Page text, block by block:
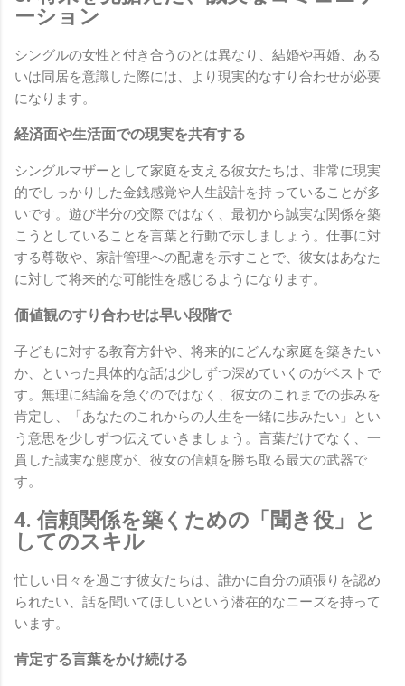
ーション
シングルの女性と付き合うのとは異なり、結婚や再婚、ある
いは同居を意識した際には、より現実的なすり合わせが必要
になります。
経済面や生活面での現実を共有する
シングルマザーとして家庭を支える彼女たちは、非常に現実
的でしっかりした金銭感覚や人生設計を持っていることが多
いです。遊び半分の交際ではなく、最初から誠実な関係を築
こうとしていることを言葉と行動で示しましょう。仕事に対
する尊敬や、家計管理への配慮を示すことで、彼女はあなた
に対して将来的な可能性を感じるようになります。
価値観のすり合わせは早い段階で
子どもに対する教育方針や、将来的にどんな家庭を築きたい
か、といった具体的な話は少しずつ深めていくのがベストで
す。無理に結論を急ぐのではなく、彼女のこれまでの歩みを
肯定し、「あなたのこれからの人生を一緒に歩みたい」とい
う意思を少しずつ伝えていきましょう。言葉だけでなく、一
貫した誠実な態度が、彼女の信頼を勝ち取る最大の武器で
す。
4. 信頼関係を築くための「聞き役」と
してのスキル
忙しい日々を過ごす彼女たちは、誰かに自分の頑張りを認め
られたい、話を聞いてほしいという潜在的なニーズを持って
います。
肯定する言葉をかけ続ける